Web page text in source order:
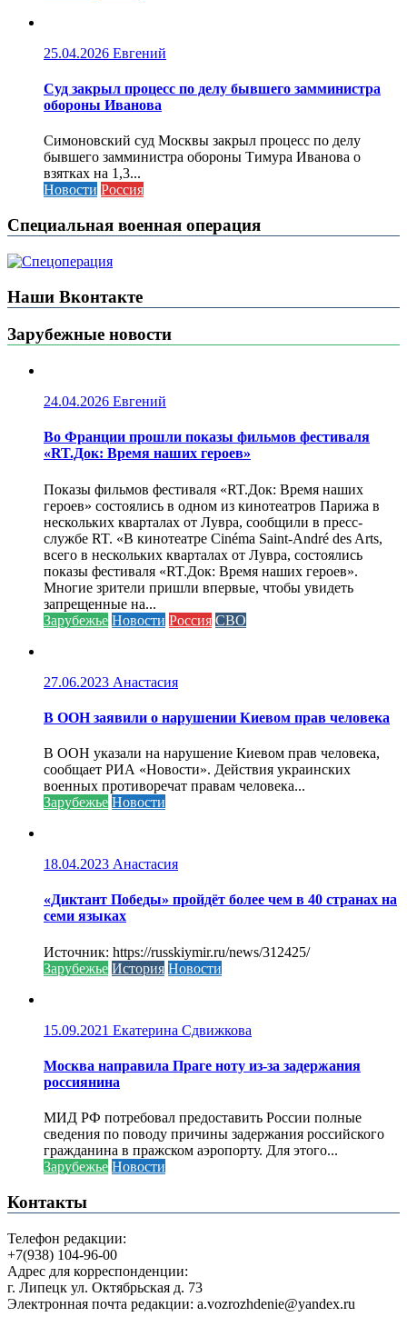
25.04.2026 Евгений
Cуд закрыл процесс по делу бывшего замминистра
обороны Иванова
Симоновский суд Москвы закрыл процесс по делу
бывшего замминистра обороны Тимура Иванова о
взятках на 1,3...
Новости Россия
Специальная военная операция
Наши Вконтакте
Зарубежные новости
24.04.2026 Евгений
Во Франции прошли показы фильмов фестиваля
«RT.Док: Время наших героев»
Показы фильмов фестиваля «RT.Док: Время наших
героев» состоялись в одном из кинотеатров Парижа в
нескольких кварталах от Лувра, сообщили в пресс-
службе RT. «В кинотеатре Cinéma Saint-André des Arts,
всего в нескольких кварталах от Лувра, состоялись
показы фестиваля «RT.Док: Время наших героев».
Многие зрители пришли впервые, чтобы увидеть
запрещенные на...
Зарубежье Новости Россия СВО
27.06.2023 Анастасия
В ООН заявили о нарушении Киевом прав человека
В ООН указали на нарушение Киевом прав человека,
сообщает РИА «Новости». Действия украинских
военных противоречат правам человека...
Зарубежье Новости
18.04.2023 Анастасия
«Диктант Победы» пройдёт более чем в 40 странах на
семи языках
Источник: https://russkiymir.ru/news/312425/
Зарубежье История Новости
15.09.2021 Екатерина Сдвижкова
Москва направила Праге ноту из-за задержания
россиянина
МИД РФ потребовал предоставить России полные
сведения по поводу причины задержания российского
гражданина в пражском аэропорту. Для этого...
Зарубежье Новости
Контакты
Телефон редакции:
+7(938) 104-96-00
Адрес для корреспонденции:
г. Липецк ул. Октябрьская д. 73
Электронная почта редакции: a.vozrozhdenie@yandex.ru